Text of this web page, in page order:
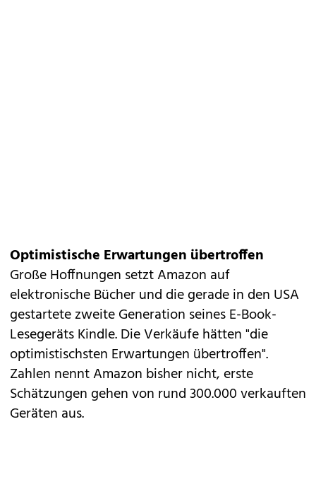
Optimistische Erwartungen übertroffen
Große Hoffnungen setzt Amazon auf
elektronische Bücher und die gerade in den USA
gestartete zweite Generation seines E-Book-
Lesegeräts Kindle. Die Verkäufe hätten "die
optimistischsten Erwartungen übertroffen".
Zahlen nennt Amazon bisher nicht, erste
Schätzungen gehen von rund 300.000 verkauften
Geräten aus.